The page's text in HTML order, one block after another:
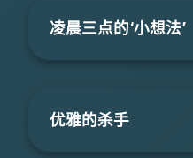
凌晨三点的‘小想法’
优雅的杀手